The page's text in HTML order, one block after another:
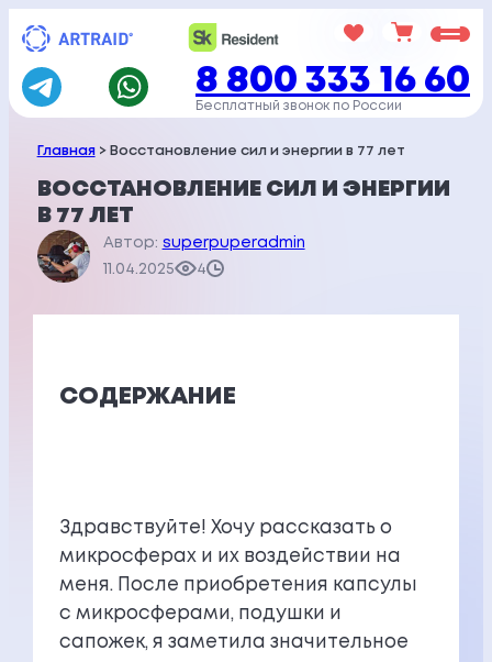
Перейти
содержимому
8 800 333 16 60
Бесплатный звонок по России
Главная> Восстановление сил и энергии в 77 лет
ВОССТАНОВЛЕНИЕ СИЛ И ЭНЕРГИИ
В 77 ЛЕТ
Автор: superpuperadmin
11.04.2025 4
СОДЕРЖАНИЕ
Здравствуйте! Хочу рассказать о
микросферах и их воздействии на
меня. После приобретения капсулы
с микросферами, подушки и
сапожек, я заметила значительное